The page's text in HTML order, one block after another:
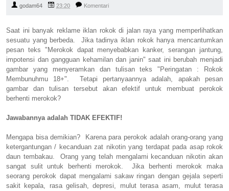
godam64 23:20 Komentari
Saat ini banyak reklame iklan rokok di jalan raya yang memperlihatkan
sesuatu yang berbeda. Jika tadinya iklan rokok hanya mencantumkan
pesan teks "Merokok dapat menyebabkan kanker, serangan jantung,
impotensi dan gangguan kehamilan dan janin" saat ini berubah menjadi
gambar yang menyeramkan dan tulisan teks "Peringatan : Rokok
Membunuhmu 18+". Tetapi pertanyaannya adalah, apakah pesan
gambar dan tulisan tersebut akan efektif untuk membuat perokok
berhenti merokok?
Jawabannya adalah TIDAK EFEKTIF!
Mengapa bisa demikian? Karena para perokok adalah orang-orang yang
ketergantungan / kecanduan zat nikotin yang terdapat pada asap rokok
daun tembakau. Orang yang telah mengalami kecanduan nikotin akan
sangat sulit untuk berhenti merokok. Jika berhenti merokok maka
seorang perokok dapat mengalami sakaw ringan dengan gejala seperti
sakit kepala, rasa gelisah, depresi, mulut terasa asam, mulut terasa